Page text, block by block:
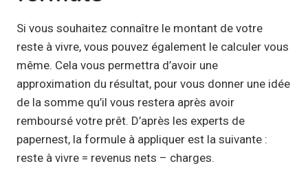
Si vous souhaitez connaître le montant de votre
reste à vivre, vous pouvez également le calculer vous
même. Cela vous permettra d’avoir une
approximation du résultat, pour vous donner une idée
de la somme qu’il vous restera après avoir
remboursé votre prêt. D’après les experts de
papernest, la formule à appliquer est la suivante :
reste à vivre = revenus nets – charges.